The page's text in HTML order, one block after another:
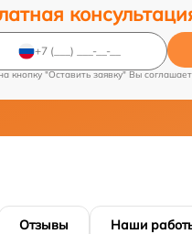
кнопку "Оставить заявку" Вы
Отзывы Наши